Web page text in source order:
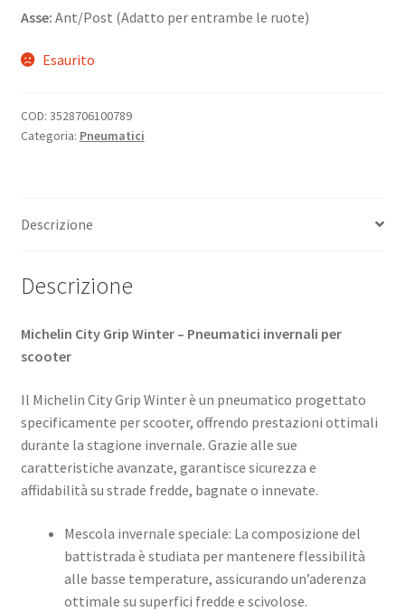
Asse: Ant/Post (Adatto per entrambe le ruote)
Esaurito
COD: 3528706100789
Categoria: Pneumatici
Descrizione
Descrizione
Michelin City Grip Winter – Pneumatici invernali per
scooter
Il Michelin City Grip Winter è un pneumatico progettato
specificamente per scooter, offrendo prestazioni ottimali
durante la stagione invernale. Grazie alle sue
caratteristiche avanzate, garantisce sicurezza e
affidabilità su strade fredde, bagnate o innevate.​
Mescola invernale speciale: La composizione del
battistrada è studiata per mantenere flessibilità
alle basse temperature, assicurando un’aderenza
ottimale su superfici fredde e scivolose.